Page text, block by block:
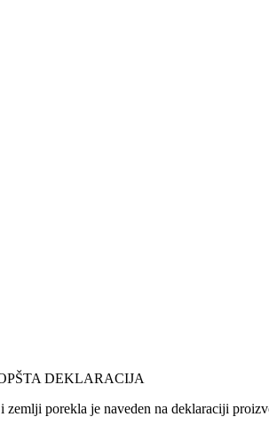
DEKLARACIJA
zemlji porekla je naveden na deklaraciji